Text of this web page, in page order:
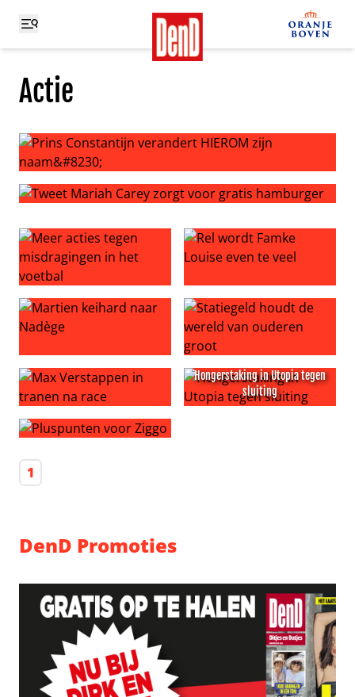
Actie
Prins Constantijn verandert HIEROM zijn naam…
Meer acties tegen misdragingen in het voetbal
Rel wordt Famke Louise
Martien keihard naar NadègeStatiegeld houdt de wereld
Max Verstappen in tranen na race
Hongerstaking in Utopia tegen
sluiting
1
DenD Promoties